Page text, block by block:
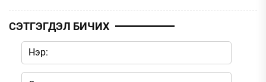
СЭТГЭГДЭЛ БИЧИХ